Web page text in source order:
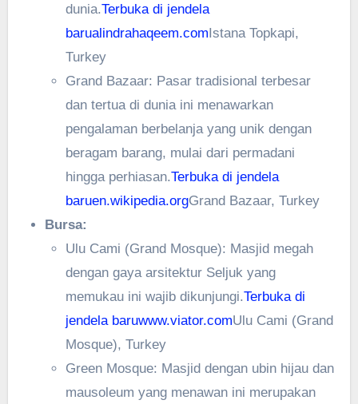
dunia.Terbuka di jendela
barualindrahaqeem.com Istana Topkapi,
Turkey
Grand Bazaar: Pasar tradisional terbesar
dan tertua di dunia ini menawarkan
pengalaman berbelanja yang unik dengan
beragam barang, mulai dari permadani
hingga perhiasan.Terbuka di jendela
baruen.wikipedia.orgGrand Bazaar, Turkey
Bursa:
Ulu Cami (Grand Mosque): Masjid megah
dengan gaya arsitektur Seljuk yang
memukau ini wajib dikunjungi.Terbuka di
jendela baruwww.viator.comUlu Cami (Grand
Mosque), Turkey
Green Mosque: Masjid dengan ubin hijau dan
mausoleum yang menawan ini merupakan